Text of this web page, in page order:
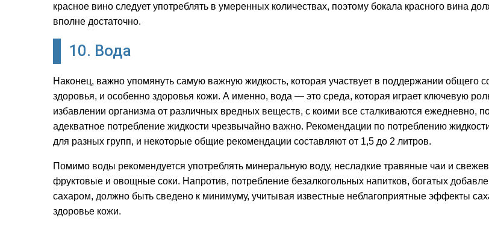
красное вино следует употреблять в умеренных количествах, поэтому бокала красного вина
вполне достаточно.
10. Вода
Наконец, важно упомянуть самую важную жидкость, которая участвует в поддержании общего
здоровья, и особенно здоровья кожи. А именно, вода — это среда, которая играет ключевую
избавлении организма от различных вредных веществ, с коими все сталкиваются ежедневно,
адекватное потребление жидкости чрезвычайно важно. Рекомендации по потреблению
для разных групп, и некоторые общие рекомендации составляют от 1,5 до 2 литров.
Помимо воды рекомендуется употреблять минеральную воду, несладкие травяные чаи и
фруктовые и овощные соки. Напротив, потребление безалкогольных напитков, богатых
сахаром, должно быть сведено к минимуму, учитывая известные неблагоприятные эффекты
здоровье кожи.